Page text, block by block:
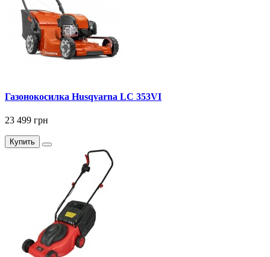
Газонокосилка Husqvarna LC 353VI
23 499 грн
Купить